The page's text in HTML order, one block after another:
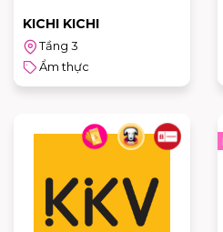
KICHI KICHI
Tầng 3
Ẩm thực